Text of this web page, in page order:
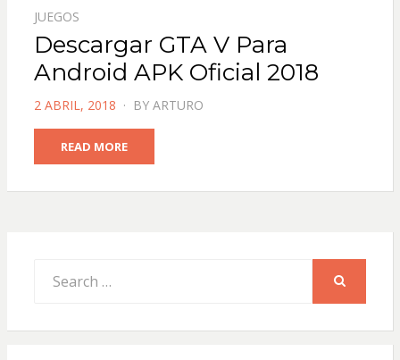
JUEGOS
Descargar GTA V Para
Android APK Oficial 2018
POSTED
2 ABRIL, 2018 BY ARTURO
READ MORE
for: